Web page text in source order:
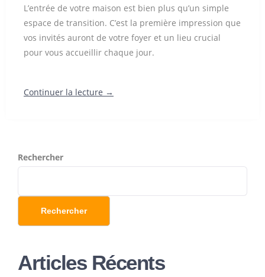
L’entrée de votre maison est bien plus qu’un simple
espace de transition. C’est la première impression que
vos invités auront de votre foyer et un lieu crucial
pour vous accueillir chaque jour.
Continuer la lecture →
Rechercher
Rechercher
Articles Récents